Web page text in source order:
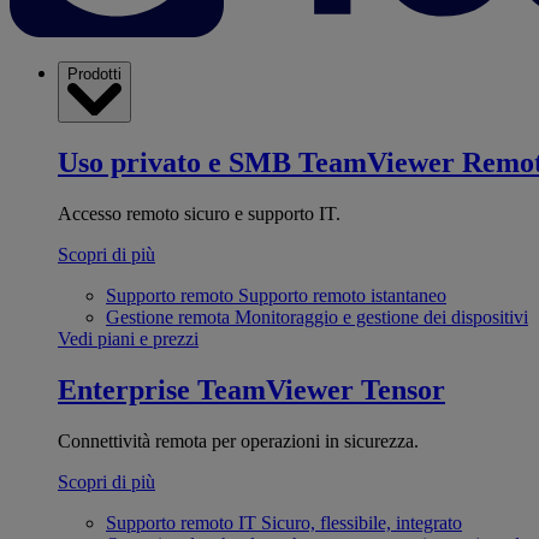
Prodotti
Uso privato e SMB TeamViewer
Accesso remoto sicuro e supporto IT.
Scopri di più
Supporto remoto Supporto remoto istantaneo
Gestione remota Monitoraggio e gestione dei dispositivi
Vedi piani e prezzi
Enterprise TeamViewer Tensor
Connettività remota per operazioni in sicurezza.
Scopri di più
Supporto remoto IT Sicuro, flessibile, integrato